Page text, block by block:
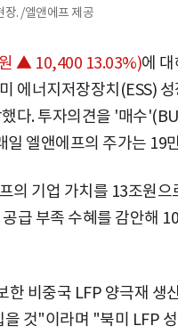
장. /엘앤에프 제공
▲ 10,400 13.03%)에
에너지저장장치(ESS)
다. 투자의견을 '매수
일 엘앤에프의 주가는 19
의 기업 가치를 13조원으
급 부족 수혜를 감안해
비중국 LFP 양극재 생
것"이라며 "북미 LFP